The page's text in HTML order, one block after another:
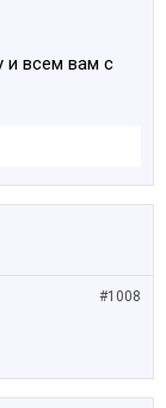
и всем вам с
#1008